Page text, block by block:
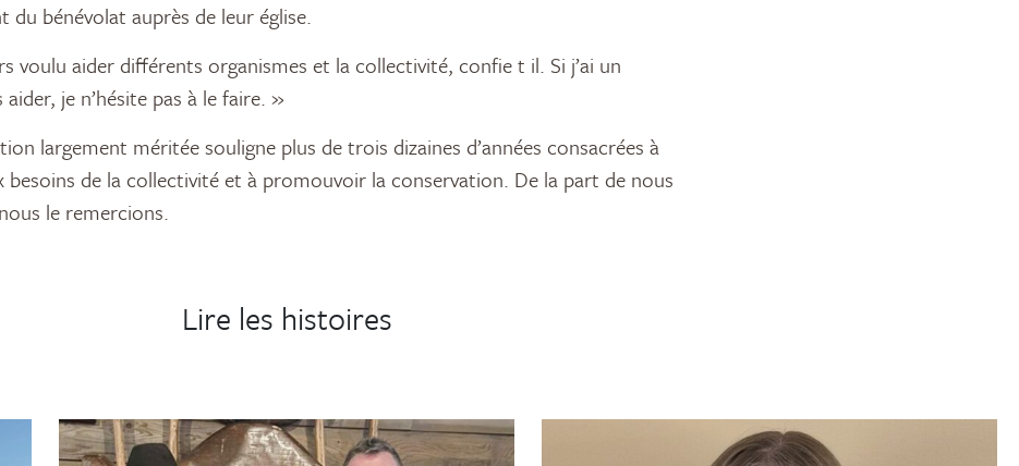
du bénévolat auprès de leur église.
voulu aider différents organismes et la collectivité, confie t il. Si j’ai un
je n’hésite pas à le faire. »
largement méritée souligne plus de trois dizaines d’années consacrées à
besoins de la collectivité et à promouvoir la conservation. De la part de nous
le remercions.
Lire les histoires